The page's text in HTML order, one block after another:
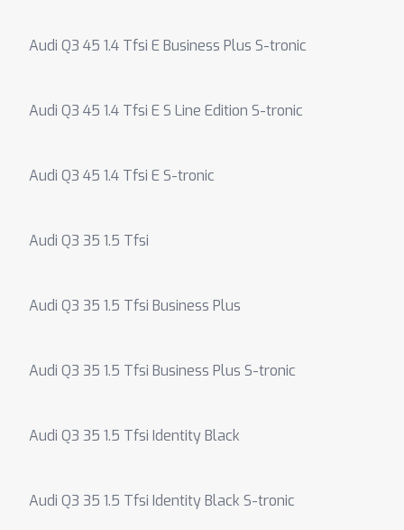
Audi Q3 45 1.4 Tfsi E Business Plus S-tronic
Audi Q3 45 1.4 Tfsi E S Line Edition S-tronic
Audi Q3 45 1.4 Tfsi E S-tronic
Audi Q3 35 1.5 Tfsi
Audi Q3 35 1.5 Tfsi Business Plus
Audi Q3 35 1.5 Tfsi Business Plus S-tronic
Audi Q3 35 1.5 Tfsi Identity Black
Audi Q3 35 1.5 Tfsi Identity Black S-tronic